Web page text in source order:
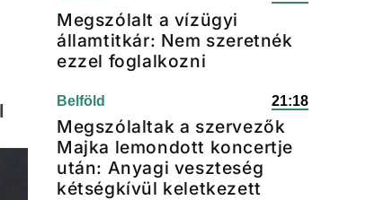
Megszólalt a vízügyi
államtitkár: Nem szeretnék
ezzel foglalkozni
Belföld 21:18
Megszólaltak a szervezők
Majka lemondott koncertje
után: Anyagi veszteség
kétségkívül keletkezett